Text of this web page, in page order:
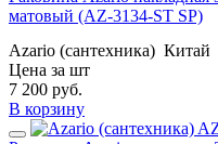
матовый (AZ-3134-ST SP)
Azario (сантехника) Китай
Цена за шт
7 200 руб.
В корзину